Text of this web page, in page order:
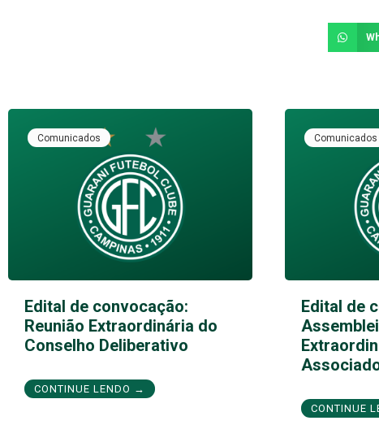
Comunicados
Edital de convocação:
Reunião Extraordinária do
Conselho Deliberativo
CONTINUE LENDO →
Comunicados
Edital de
CONTINUE